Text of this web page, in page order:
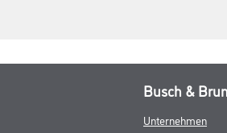
Busch &
Unternehmen